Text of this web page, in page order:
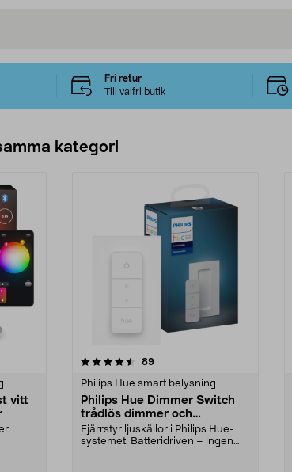
Fri retur
Till valfri butik
kategori
vitt
89recensioner
Philips Hue smart belysning
Philips Hue Dimmer Switch
trådlös dimmer och
fjärrkontroll
Fjärrstyr ljuskällor i Philips Hue-
systemet. Batteridriven – ingen
5.0 av 5 stjärnor